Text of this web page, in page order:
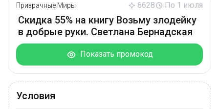
Призрачные Миры 6628 По 1 июля
Скидка 55% на книгу Возьму злодейку
в добрые руки. Светлана Бернадская
Показать промокод
Условия